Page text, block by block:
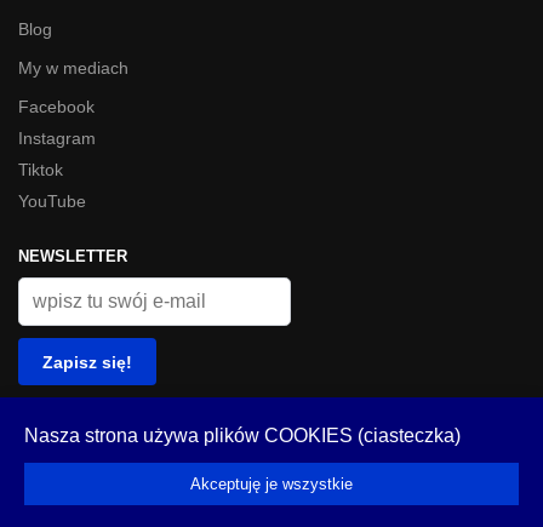
Blog
My w mediach
Facebook
Instagram
Tiktok
YouTube
NEWSLETTER
Nasza strona używa plików COOKIES (ciasteczka)
Akceptuję je wszystkie